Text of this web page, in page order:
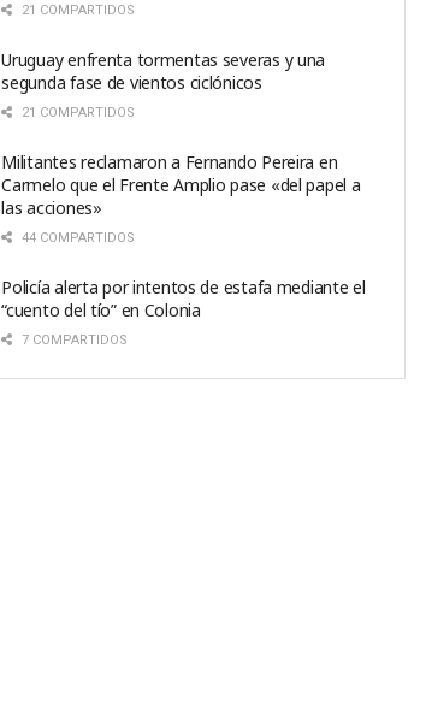
21 COMPARTIDOS
Uruguay enfrenta tormentas severas y una
segunda fase de vientos ciclónicos
21 COMPARTIDOS
Militantes reclamaron a Fernando Pereira en
Carmelo que el Frente Amplio pase «del papel a
las acciones»
44 COMPARTIDOS
Policía alerta por intentos de estafa mediante el
“cuento del tío” en Colonia
7 COMPARTIDOS